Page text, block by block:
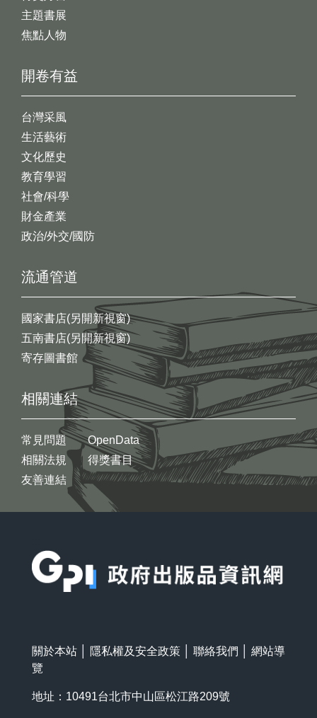
開卷有益
台灣采風
生活藝術
文化歷史
教育學習
社會/科學
財金產業
政治/外交/國防
主題書展
焦點人物
流通管道
國家書店(另開新視窗)
五南書店(另開新視窗)
寄存圖書館
相關連結
常見問題
相關法規
友善連結
OpenData
得獎書目
關於本站 隱私權及安全政策 聯絡我們
網站導
覽
地址：10491台北市中山區松江路209號